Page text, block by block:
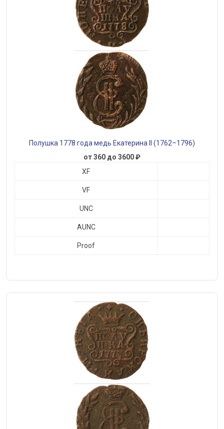
Полушка 1778 года медь Екатерина II (1762–1796)
от 360 до 3600 ₽
XF
VF
UNC
AUNC
Proof